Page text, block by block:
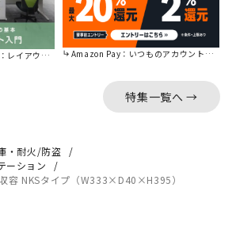
本をご紹介。 Amazon Pay：いつものアカウントで簡単に決済可能。
特集一覧へ →
・耐火/防盗
ーション
容 NKSタイプ（W333×D40×H395）